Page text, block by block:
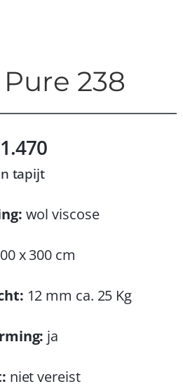
238
tapijt
wol viscose
x 300 cm
12 mm ca. 25 Kg
ja
niet vereist